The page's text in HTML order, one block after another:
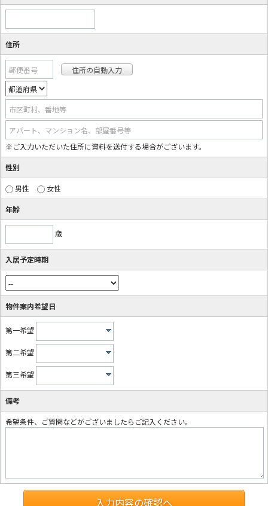
住所
郵便番号
市区町村、番地等
アパート、マンション名、部屋番号等
※ご入力いただいた住所に資料を送付する場合がございます。
性別
男性 女性
年齢
歳
入居予定時期
物件案内希望日
第一希望
第二希望
第三希望
備考
希望条件、ご質問などがございましたらご記入ください。
入力内容の確認へ